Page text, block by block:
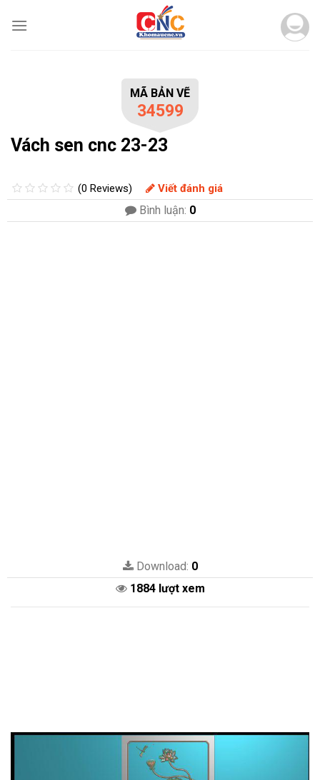
MÃ BẢN VẼ
34599
Vách sen cnc 23-23
(0 Reviews) Viết đánh giá
Bình luận: 0
Download: 0
1884 lượt xem